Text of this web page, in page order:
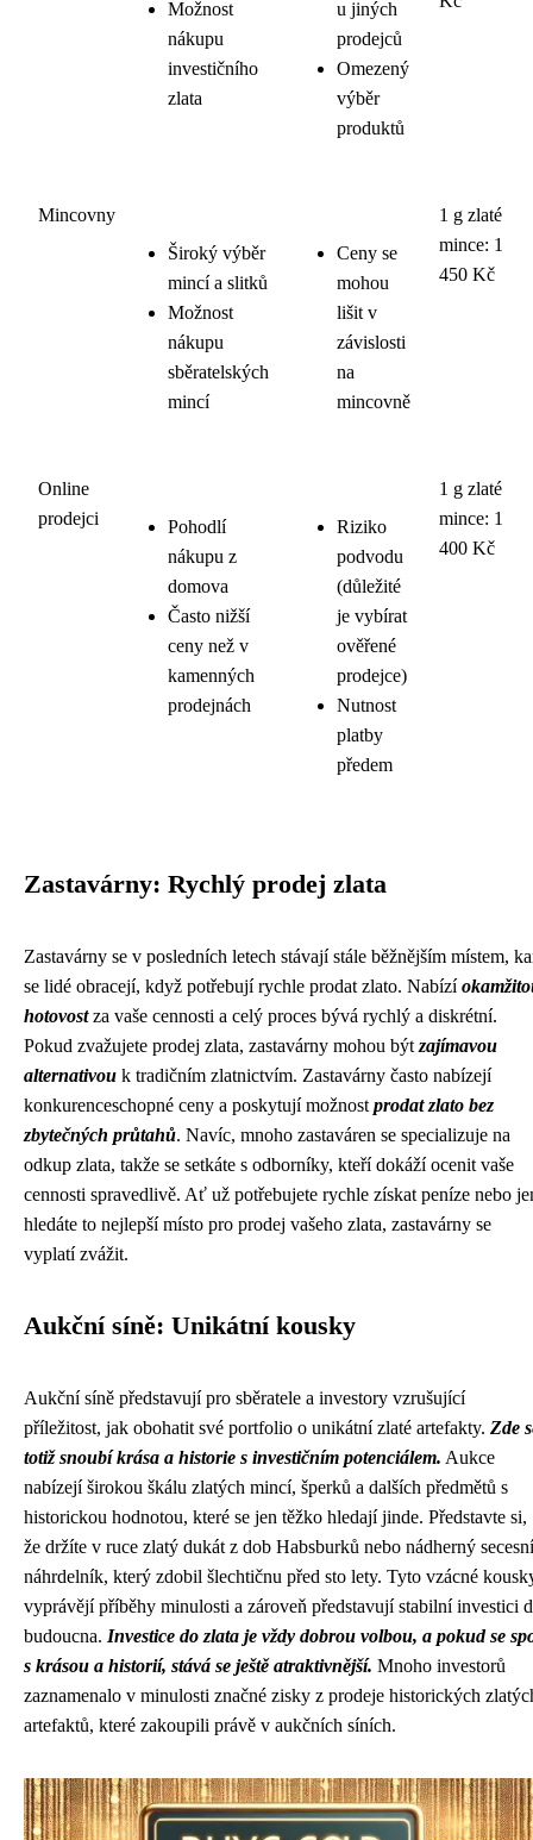
Možnost
nákupu
investičního
zlata
u jiných
prodejců
Omezený
výběr
produktů
Mincovny
Široký výběr
mincí a slitků
Možnost
nákupu
sběratelských
mincí
Ceny se
mohou
lišit v
závislosti
na
mincovně
1 g zlaté
mince: 1
450 Kč
Online
prodejci
Pohodlí
nákupu z
domova
Často nižší
ceny než v
kamenných
prodejnách
Riziko
podvodu
(důležité
je vybírat
ověřené
prodejce)
Nutnost
platby
předem
1 g zlaté
mince: 1
400 Kč
Zastavárny: Rychlý prodej zlata
Zastavárny se v posledních letech stávají stále běžnějším místem,
se lidé obracejí, když potřebují rychle prodat zlato. Nabízí
hotovostza vaše cennosti a celý proces bývá rychlý a diskrétní.
Pokud zvažujete prodej zlata, zastavárny mohou být zajímavou
alternativou k tradičním zlatnictvím. Zastavárny často nabízejí
konkurenceschopné ceny a poskytují možnost prodat zlato bez
zbytečných průtahů. Navíc, mnoho zastaváren se specializuje na
odkup zlata, takže se setkáte s odborníky, kteří dokáží ocenit vaše
cennosti spravedlivě. Ať už potřebujete rychle získat peníze nebo
hledáte to nejlepší místo pro prodej vašeho zlata, zastavárny se
vyplatí zvážit.
Aukční síně: Unikátní kousky
Aukční síně představují pro sběratele a investory vzrušující
příležitost, jak obohatit své portfolio o unikátní zlaté artefakty. Zde
totiž snoubí krása a historie s investičním potenciálem. Aukce
nabízejí širokou škálu zlatých mincí, šperků a dalších předmětů s
historickou hodnotou, které se jen těžko hledají jinde. Představte si,
že držíte v ruce zlatý dukát z dob Habsburků nebo nádherný secesní
náhrdelník, který zdobil šlechtičnu před sto lety. Tyto vzácné
vyprávějí příběhy minulosti a zároveň představují stabilní investici
budoucna. Investice do zlata je vždy dobrou volbou, a pokud se
s krásou a historií, stává se ještě atraktivnější. Mnoho investorů
zaznamenalo v minulosti značné zisky z prodeje historických
artefaktů, které zakoupili právě v aukčních síních.